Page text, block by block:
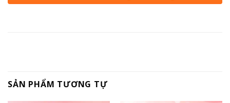
SẢN PHẨM TƯƠNG TỰ